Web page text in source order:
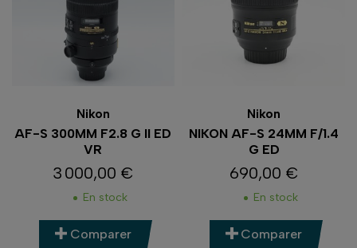
Nikon
AF-S 300MM F2.8 G II ED
VR
Prix
3 000,00 €
En stock
Comparer
Nikon
NIKON AF-S 24MM F/1.4
G ED
Prix
690,00 €
En stock
Comparer